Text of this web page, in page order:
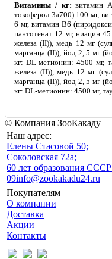
Витамины / кг: витамин
токоферол 3a700) 100 мг,
6 мг, витамин B6
пантотенат 12 мг, ниацин
железа (II)), медь 12 мг
марганца (II)), йод 2, 5 мг
кг: DL-метионин: 4500 мг,
железа (II)), медь 12 мг
марганца (II)), йод 2, 5 мг
кг: DL-метионин: 4500 мг,
© Компания ЗооКакаду
Наш адрес:
Eлены Стасовой 50;
Соколовская 72а;
60 лет образования
09info@zookakadu24.ru
Покупателям
О компании
Доставка
Акции
Контакты